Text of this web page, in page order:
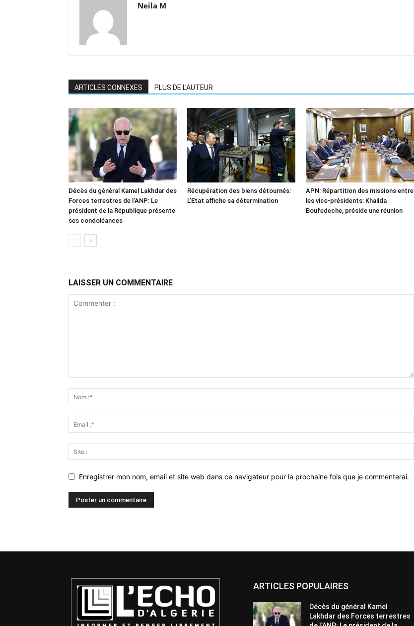
Neila M
ARTICLES CONNEXES PLUS DE L'AUTEUR
Décès du général Kamel Lakhdar des
Forces terrestres de l’ANP: Le
président de la République présente
ses condoléances
Récupération des biens détournés:
L’Etat affiche sa détermination
APN: Répartition des missions entre
les vice-présidents: Khalida
Boufedeche, préside une réunion
LAISSER UN COMMENTAIRE
Enregistrer mon nom, email et site web dans ce navigateur pour la prochaine fois que je commenterai.
ARTICLES POPULAIRES
Décès du général Kamel
Lakhdar des Forces terrestres